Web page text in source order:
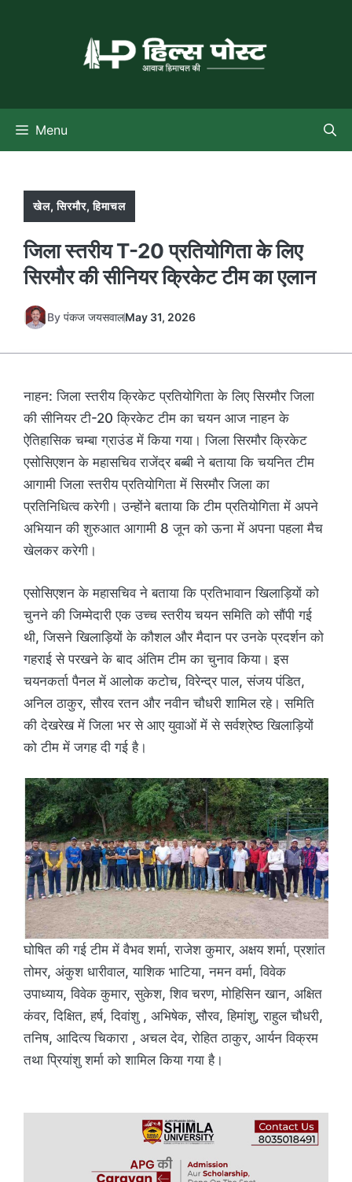
Menu
खेल,सिरमौर,हिमाचल
जिला स्तरीय T-20 प्रतियोगिता के लिए
सिरमौर की सीनियर क्रिकेट टीम का एलान
By पंकज जयसवालMay 31, 2026
नाहन: जिला स्तरीय क्रिकेट प्रतियोगिता के लिए सिरमौर जिला
की सीनियर टी-20 क्रिकेट टीम का चयन आज नाहन के
ऐतिहासिक चम्बा ग्राउंड में किया गया। जिला सिरमौर क्रिकेट
एसोसिएशन के महासचिव राजेंद्र बब्बी ने बताया कि चयनित टीम
आगामी जिला स्तरीय प्रतियोगिता में सिरमौर जिला का
प्रतिनिधित्व करेगी। उन्होंने बताया कि टीम प्रतियोगिता में अपने
अभियान की शुरुआत आगामी 8 जून को ऊना में अपना पहला मैच
खेलकर करेगी।
एसोसिएशन के महासचिव ने बताया कि प्रतिभावान खिलाड़ियों को
चुनने की जिम्मेदारी एक उच्च स्तरीय चयन समिति को सौंपी गई
थी, जिसने खिलाड़ियों के कौशल और मैदान पर उनके प्रदर्शन को
गहराई से परखने के बाद अंतिम टीम का चुनाव किया। इस
चयनकर्ता पैनल में आलोक कटोच, विरेन्द्र पाल, संजय पंडित,
अनिल ठाकुर, सौरव रतन और नवीन चौधरी शामिल रहे। समिति
की देखरेख में जिला भर से आए युवाओं में से सर्वश्रेष्ठ खिलाड़ियों
को टीम में जगह दी गई है।
घोषित की गई टीम में वैभव शर्मा, राजेश कुमार, अक्षय शर्मा, प्रशांत
तोमर, अंकुश धारीवाल, याशिक भाटिया, नमन वर्मा, विवेक
उपाध्याय, विवेक कुमार, सुकेश, शिव चरण, मोहिसिन खान, अक्षित
कंवर, दिक्षित, हर्ष, दिवांशु , अभिषेक, सौरव, हिमांशु, राहुल चौधरी,
तनिष, आदित्य चिकारा , अचल देव, रोहित ठाकुर, आर्यन विक्रम
तथा प्रियांशु शर्मा को शामिल किया गया है।